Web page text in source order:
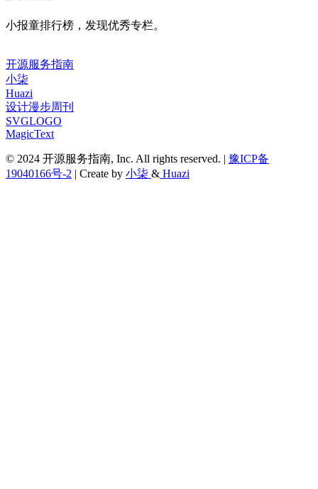
小报童排行榜，发现优秀专栏。
开源服务指南
小柒
Huazi
设计漫步周刊
SVGLOGO
MagicText
© 2024 开源服务指南, Inc. All rights reserved. | 豫ICP备
19040166号-2 | Create by 小柒 & Huazi